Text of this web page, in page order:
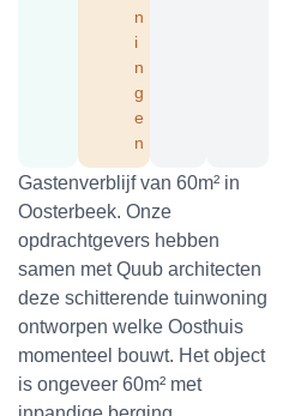
n
i
n
g
e
n
Gastenverblijf van 60m² in
Oosterbeek. Onze
opdrachtgevers hebben
samen met Quub architecten
deze schitterende tuinwoning
ontworpen welke Oosthuis
momenteel bouwt. Het object
is ongeveer 60m² met